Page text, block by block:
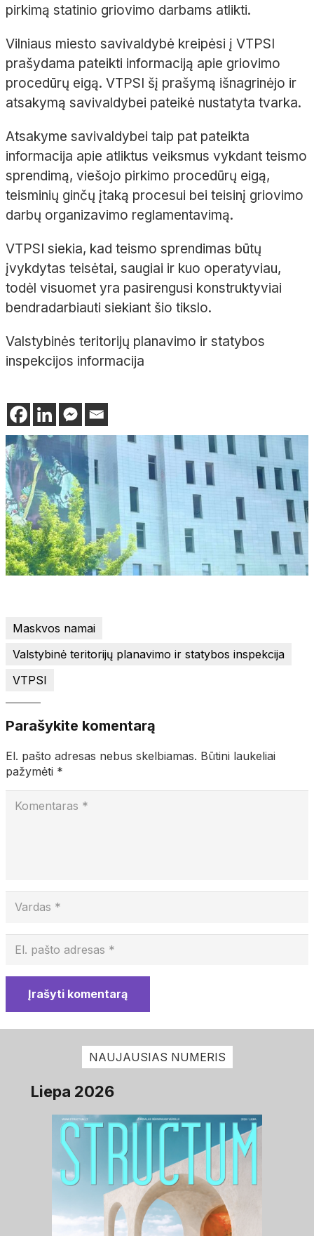
pirkimą statinio griovimo darbams atlikti.
Vilniaus miesto savivaldybė kreipėsi į VTPSI
prašydama pateikti informaciją apie griovimo
procedūrų eigą. VTPSI šį prašymą išnagrinėjo ir
atsakymą savivaldybei pateikė nustatyta tvarka.
Atsakyme savivaldybei taip pat pateikta
informacija apie atliktus veiksmus vykdant teismo
sprendimą, viešojo pirkimo procedūrų eigą,
teisminių ginčų įtaką procesui bei teisinį griovimo
darbų organizavimo reglamentavimą.
VTPSI siekia, kad teismo sprendimas būtų
įvykdytas teisėtai, saugiai ir kuo operatyviau,
todėl visuomet yra pasirengusi konstruktyviai
bendradarbiauti siekiant šio tikslo.
Valstybinės teritorijų planavimo ir statybos
inspekcijos informacija
Maskvos namai
Valstybinė teritorijų planavimo ir statybos inspekcija
VTPSI
Parašykite komentarą
El. pašto adresas nebus skelbiamas. Būtini laukeliai
pažymėti *
Įrašyti komentarą
NAUJAUSIAS NUMERIS
Liepa 2026